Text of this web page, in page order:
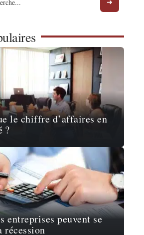
le chiffre d’affaires en
?
entreprises peuvent se
récession